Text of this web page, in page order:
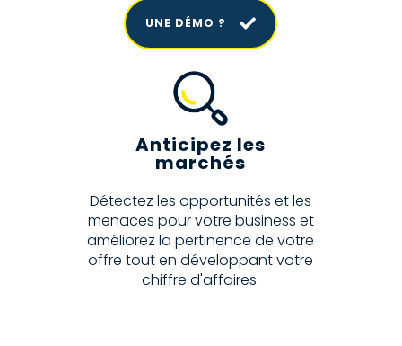
UNE DÉMO ?
Anticipez les
marchés
Détectez les opportunités et les
menaces pour votre business et
améliorez la pertinence de votre
offre tout en développant votre
chiffre d'affaires.